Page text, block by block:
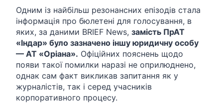
Одним із найбільш резонансних епізодів стала
інформація про бюлетені для голосування, в
яких, за даними BRIEF News, замість ПрАТ
«Індар» було зазначено іншу юридичну особу
— АТ «Оріана». Офіційних пояснень щодо
появи такої помилки наразі не оприлюднено,
однак сам факт викликав запитання як у
журналістів, так і серед учасників
корпоративного процесу.